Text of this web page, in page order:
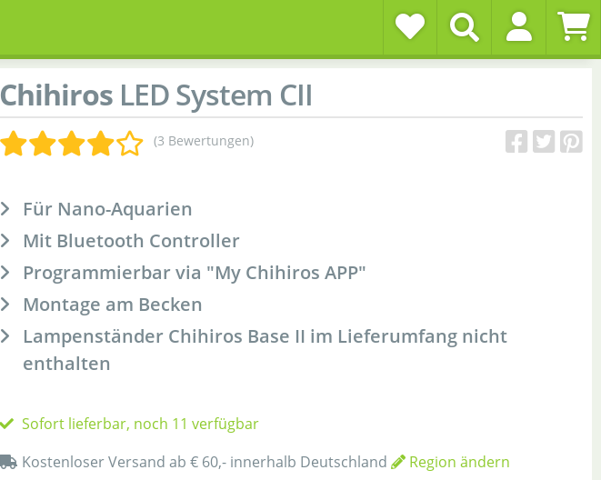
Chihiros LED System CII
(3 Bewertungen)
Für Nano-Aquarien
Mit Bluetooth Controller
Programmierbar via "My Chihiros APP"
Montage am Becken
Lampenständer Chihiros Base II im Lieferumfang nicht
enthalten
Sofort lieferbar, noch 11 verfügbar
Kostenloser Versand ab € 60,- innerhalb Deutschland
Region ändern